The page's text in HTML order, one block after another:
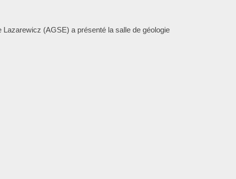
(AGSE) a présenté la salle de géologie